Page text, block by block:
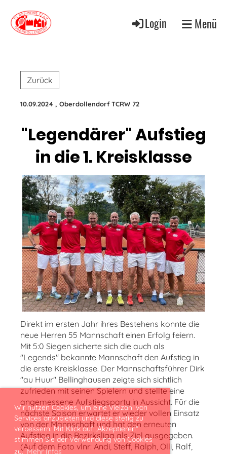
Wir nutzen Cookies, um eine Vielzahl von
Services anzubieten und diese stetig zu
verbessern. Mit Klick auf „Akzeptieren“
stimmen Sie der Verwendung von Cookies
zu. Mehr Infos
Login Menü
Zurück
10.09.2024 , Oberdollendorf TCRW 72
"Legendärer" Aufstieg
in die 1. Kreisklasse
Direkt im ersten Jahr ihres Bestehens konnte die
neue Herren 55 Mannschaft einen Erfolg feiern.
Mit 5:0 Siegen sicherte sich die auch als
"Legends" bekannte Mannschaft den Aufstieg in
die erste Kreisklasse. Der Mannschaftsführer Dirk
"au Huur" Bellinghausen zeigte sich sichtlich
zufrieden mit seinen Spielern und stellte eine
angemessene Aufstiegsparty in Aussicht. Für die
nächste Saison erwartet er wieder vollen Einsatz
von der Mannschaft und hat den erneuten
Aufstieg in die Bezirksliga als Ziel ausgegeben.
(Auf dem Foto vlnr: Andi, Steff, Ralph, Olli, Ralf,